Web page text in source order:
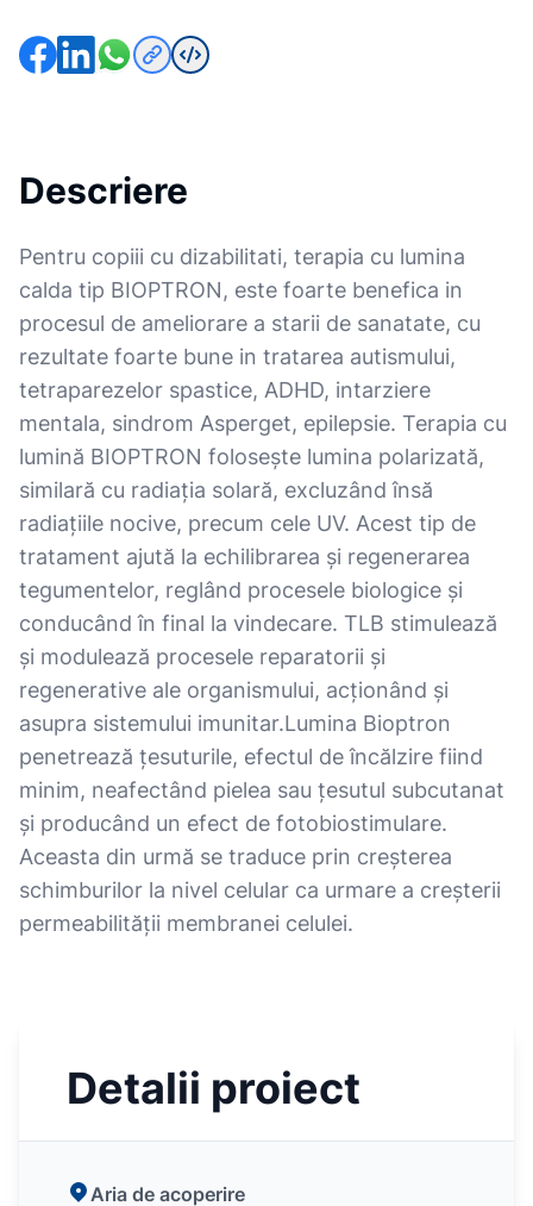
Descriere
Pentru copiii cu dizabilitati, terapia cu lumina
calda tip BIOPTRON, este foarte benefica in
procesul de ameliorare a starii de sanatate, cu
rezultate foarte bune in tratarea autismului,
tetraparezelor spastice, ADHD, intarziere
mentala, sindrom Asperget, epilepsie. Terapia cu
lumină BIOPTRON folosește lumina polarizată,
similară cu radiația solară, excluzând însă
radiațiile nocive, precum cele UV. Acest tip de
tratament ajută la echilibrarea și regenerarea
tegumentelor, reglând procesele biologice și
conducând în final la vindecare. TLB stimulează
și modulează procesele reparatorii și
regenerative ale organismului, acționând și
asupra sistemului imunitar.Lumina Bioptron
penetrează țesuturile, efectul de încălzire fiind
minim, neafectând pielea sau țesutul subcutanat
și producând un efect de fotobiostimulare.
Aceasta din urmă se traduce prin creșterea
schimburilor la nivel celular ca urmare a creșterii
permeabilității membranei celulei.
Detalii proiect
Aria de acoperire